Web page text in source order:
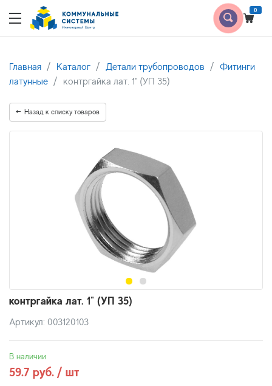
0
Главная Каталог Детали трубопроводов
Фитинги
латунные
контргайка лат. 1" (УП 35)
Назад к списку товаров
контргайка лат. 1" (УП 35)
Артикул: 003120103
В наличии
59.7 руб. / шт